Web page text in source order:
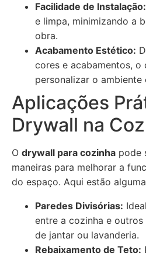
Facilidade de Instalação:
e limpa, minimizando a
obra.
Acabamento Estético:
cores e acabamentos,
personalizar o ambiente
Aplicações
Drywall na
O drywall para cozinha pode
maneiras para melhorar a
do espaço. Aqui estão
Paredes Divisórias:
entre a cozinha e
de jantar ou lavanderia.
Rebaixamento de Teto: